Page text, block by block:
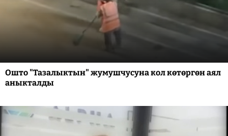
Ошто "Тазалыктын" жумушчусуна кол көтөргөн аял
аныкталды